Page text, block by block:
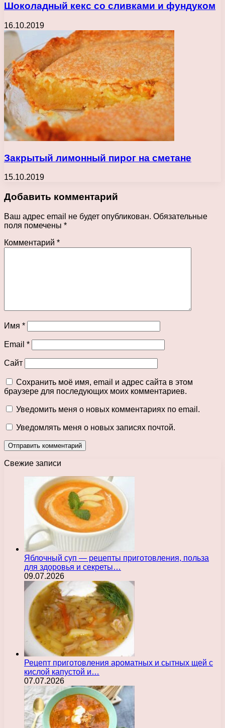
Шоколадный кекс со сливками и фундуком
16.10.2019
Закрытый лимонный пирог на сметане
15.10.2019
Добавить комментарий
Ваш адрес email не будет опубликован. Обязательные
поля помечены *
Комментарий *
Имя *
Email *
Сайт
Сохранить моё имя, email и адрес сайта в этом
браузере для последующих моих комментариев.
Уведомить меня о новых комментариях по email.
Уведомлять меня о новых записях почтой.
Свежие записи
Яблочный суп — рецепты приготовления, польза
для здоровья и секреты…
09.07.2026
Рецепт приготовления ароматных и сытных щей с
кислой капустой и…
07.07.2026